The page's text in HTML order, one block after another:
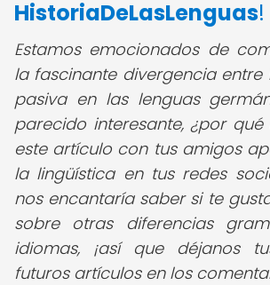
HistoriaDeLasLenguas!
Estamos emocionados de
la fascinante divergencia
pasiva en las lenguas
parecido interesante, ¿por
este artículo con tus amigos
la lingüística en tus redes
nos encantaría saber si te
sobre otras diferencias
idiomas, ¡así que déjanos
futuros artículos en los